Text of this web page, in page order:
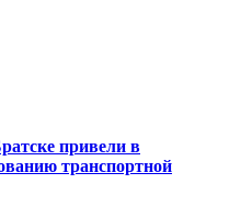
привели в
транспортной